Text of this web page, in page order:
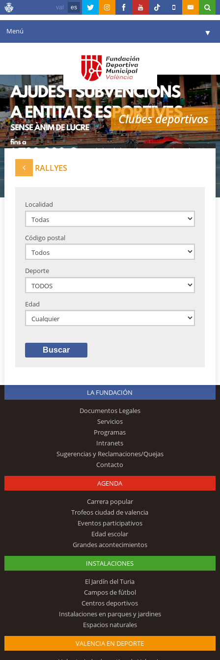
val es
Menú ▼
Agenda
Instalaciones ▼
Comunicación ▼
Valencia en deporte ▼
Clubes deportivos
Red de clubes deportivos de Valencia
RALLYES
Localidad
Código postal
Deporte
Edad
LA FUNDACIÓN
Documentos Legales
Servicios
Programas
Intranets
Sugerencias y Reclamaciones/Quejas
Contacto
AGENDA
Carrera popular
Trofeos ciudad de valencia
Eventos participativos
Edad escolar
Grandes acontecimientos
INSTALACIONES
El Jardín del Turia
Campos de fútbol
Centros deportivos
Instalaciones en parques y jardines
Espacios naturales
VALENCIA EN DEPORTE